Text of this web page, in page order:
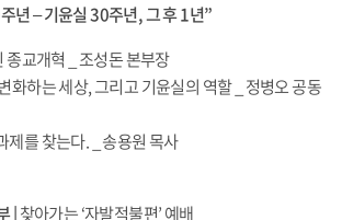
년 – 기윤실 30주년, 그 후 1년”
종교개혁 _ 조성돈 본부장
화하는 세상, 그리고 기윤실의 역할 _ 정병오 공동
제를 찾는다. _ 송용원 목사
|찾아가는 ‘자발적불편’ 예배